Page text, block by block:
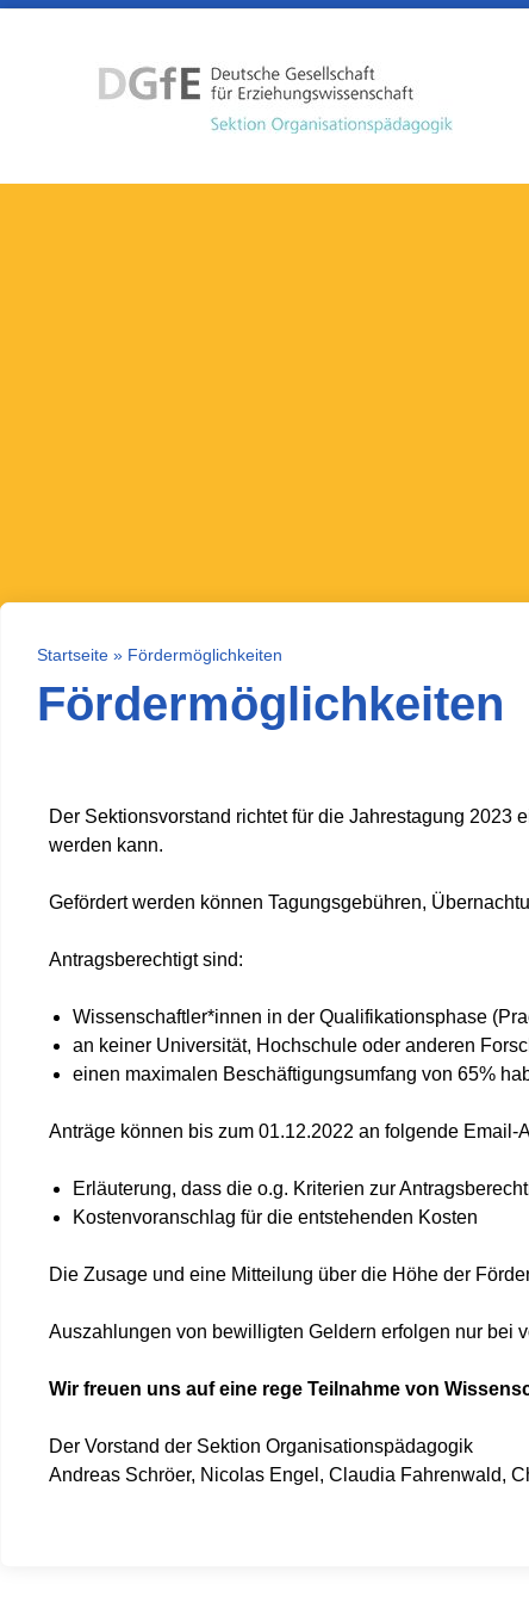
Startseite » Fördermöglichkeiten
Fördermöglichkeiten
Der Sektionsvorstand richtet für die Jahrestagung
werden kann.
Gefördert werden können Tagungsgebühren,
Antragsberechtigt sind:
Wissenschaftler*innen in der Qualifikationsphase
an keiner Universität, Hochschule oder anderen
einen maximalen Beschäftigungsumfang von 65%
Anträge können bis zum 01.12.2022 an folgende Email-
Erläuterung, dass die o.g. Kriterien zur
Kostenvoranschlag für die entstehenden Kosten
Die Zusage und eine Mitteilung über die Höhe der
Auszahlungen von bewilligten Geldern erfolgen nur bei
Wir freuen uns auf eine rege Teilnahme von
Der Vorstand der Sektion Organisationspädagogik
Andreas Schröer, Nicolas Engel, Claudia Fahrenwald,